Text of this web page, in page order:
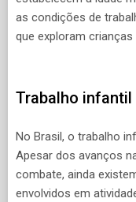
as condições de
que exploram
Trabalho infantil
No Brasil, o trabalho
Apesar dos avanços
combate, ainda
envolvidos em